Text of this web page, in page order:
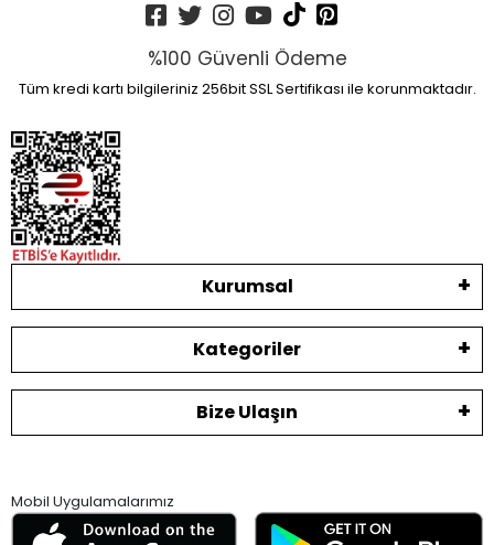
%100 Güvenli Ödeme
Tüm kredi kartı bilgileriniz 256bit SSL Sertifikası ile korunmaktadır.
Kurumsal
Kategoriler
Bize Ulaşın
Mobil Uygulamalarımız